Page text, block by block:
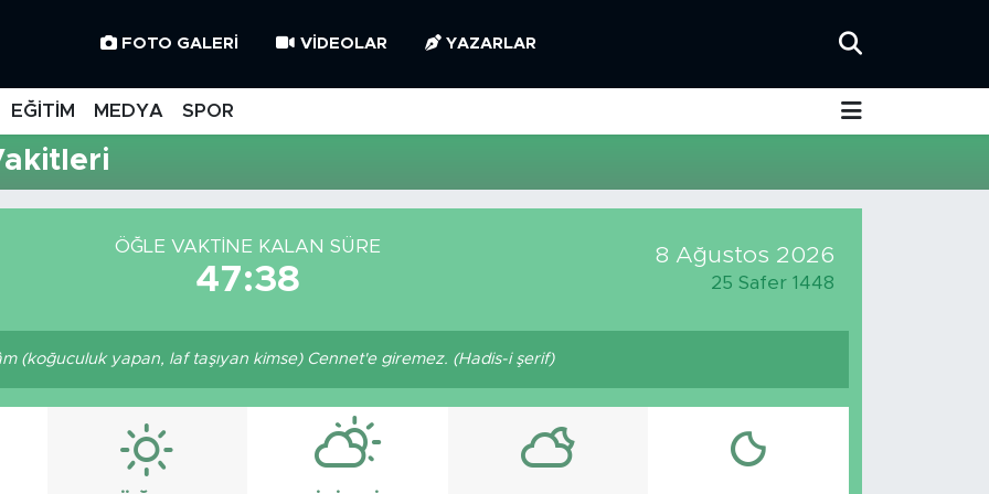
FOTO GALERI VIDEOLAR YAZARLAR
EĞİTİM MEDYA SPOR
ÖĞLE VAKTINE KALAN SÜRE
47:38
8 Ağustos 2026
25 Safer 1448
(koğuculuk yapan, laf taşıyan kimse) Cennet'e giremez. (Hadis-i şerif)